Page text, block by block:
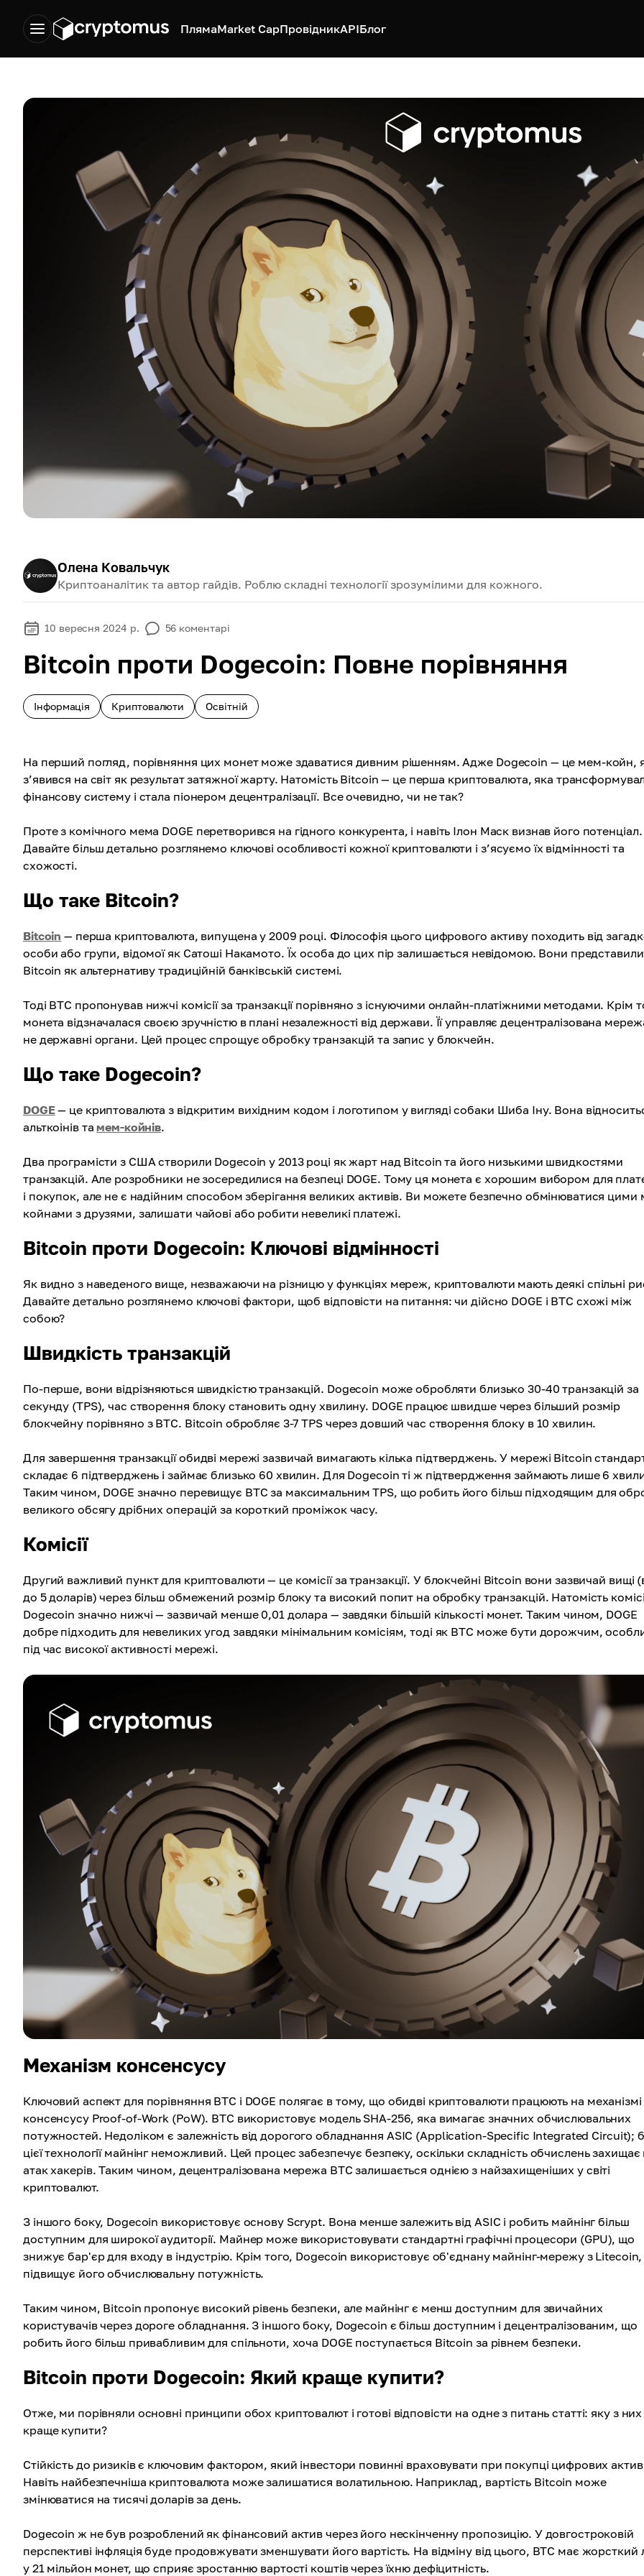
ПлямаMarket CapПровідникAPIБлог
Олена Ковальчук
Криптоаналітик та автор гайдів. Роблю складні технології зрозумілими для кожного.
10 вересня 2024 р. 56 коментарі
Bitcoin проти Dogecoin: Повне порівняння
Інформація Криптовалюти Освітній
На перший погляд, порівняння цих монет може здаватися дивним рішенням. Адже Dogecoin — це мем-койн,
з’явився на світ як результат затяжної жарту. Натомість Bitcoin — це перша криптовалюта, яка
фінансову систему і стала піонером децентралізації. Все очевидно, чи не так?
Проте з комічного мема DOGE перетворився на гідного конкурента, і навіть Ілон Маск визнав його потенціал.
Давайте більш детально розглянемо ключові особливості кожної криптовалюти і з’ясуємо їх відмінності та
схожості.
Що таке Bitcoin?
Bitcoin — перша криптовалюта, випущена у 2009 році. Філософія цього цифрового активу походить від
особи або групи, відомої як Сатоші Накамото. Їх особа до цих пір залишається невідомою. Вони представили
Bitcoin як альтернативу традиційній банківській системі.
Тоді BTC пропонував нижчі комісії за транзакції порівняно з існуючими онлайн-платіжними методами. Крім
монета відзначалася своєю зручністю в плані незалежності від держави. Її управляє децентралізована
не державні органи. Цей процес спрощує обробку транзакцій та запис у блокчейн.
Що таке Dogecoin?
DOGE— це криптовалюта з відкритим вихідним кодом і логотипом у вигляді собаки Шиба Іну. Вона
альткоінів тамем-койнів.
Два програмісти з США створили Dogecoin у 2013 році як жарт над Bitcoin та його низькими швидкостями
транзакцій. Але розробники не зосередилися на безпеці DOGE. Тому ця монета є хорошим вибором для
і покупок, але не є надійним способом зберігання великих активів. Ви можете безпечно обмінюватися цими
койнами з друзями, залишати чайові або робити невеликі платежі.
Bitcoin проти Dogecoin: Ключові відмінності
Як видно з наведеного вище, незважаючи на різницю у функціях мереж, криптовалюти мають деякі спільні
Давайте детально розглянемо ключові фактори, щоб відповісти на питання: чи дійсно DOGE і BTC схожі між
собою?
Швидкість транзакцій
По-перше, вони відрізняються швидкістю транзакцій. Dogecoin може обробляти близько 30-40 транзакцій за
секунду (TPS), час створення блоку становить одну хвилину. DOGE працює швидше через більший розмір
блокчейну порівняно з BTC. Bitcoin обробляє 3-7 TPS через довший час створення блоку в 10 хвилин.
Для завершення транзакції обидві мережі зазвичай вимагають кілька підтверджень. У мережі Bitcoin
складає 6 підтверджень і займає близько 60 хвилин. Для Dogecoin ті ж підтвердження займають лише 6
Таким чином, DOGE значно перевищує BTC за максимальним TPS, що робить його більш підходящим для
великого обсягу дрібних операцій за короткий проміжок часу.
Комісії
Другий важливий пункт для криптовалюти — це комісії за транзакції. У блокчейні Bitcoin вони зазвичай вищі
до 5 доларів) через більш обмежений розмір блоку та високий попит на обробку транзакцій. Натомість
Dogecoin значно нижчі — зазвичай менше 0,01 долара — завдяки більшій кількості монет. Таким чином, DOGE
добре підходить для невеликих угод завдяки мінімальним комісіям, тоді як BTC може бути дорожчим,
під час високої активності мережі.
Механізм консенсусу
Ключовий аспект для порівняння BTC і DOGE полягає в тому, що обидві криптовалюти працюють на механізмі
консенсусу Proof-of-Work (PoW). BTC використовує модель SHA-256, яка вимагає значних обчислювальних
потужностей. Недоліком є залежність від дорогого обладнання ASIC (Application-Specific Integrated Circuit);
цієї технології майнінг неможливий. Цей процес забезпечує безпеку, оскільки складність обчислень захищає
атак хакерів. Таким чином, децентралізована мережа BTC залишається однією з найзахищеніших у світі
криптовалют.
З іншого боку, Dogecoin використовує основу Scrypt. Вона менше залежить від ASIC і робить майнінг більш
доступним для широкої аудиторії. Майнер може використовувати стандартні графічні процесори (GPU), що
знижує бар'єр для входу в індустрію. Крім того, Dogecoin використовує об'єднану майнінг-мережу з
підвищує його обчислювальну потужність.
Таким чином, Bitcoin пропонує високий рівень безпеки, але майнінг є менш доступним для звичайних
користувачів через дороге обладнання. З іншого боку, Dogecoin є більш доступним і децентралізованим, що
робить його більш привабливим для спільноти, хоча DOGE поступається Bitcoin за рівнем безпеки.
Bitcoin проти Dogecoin: Який краще купити?
Отже, ми порівняли основні принципи обох криптовалют і готові відповісти на одне з питань статті: яку з них
краще купити?
Стійкість до ризиків є ключовим фактором, який інвестори повинні враховувати при покупці цифрових
Навіть найбезпечніша криптовалюта може залишатися волатильною. Наприклад, вартість Bitcoin може
змінюватися на тисячі доларів за день.
Dogecoin ж не був розроблений як фінансовий актив через його нескінченну пропозицію. У довгостроковій
перспективі інфляція буде продовжувати зменшувати його вартість. На відміну від цього, BTC має жорсткий
у 21 мільйон монет, що сприяє зростанню вартості коштів через їхню дефіцитність.